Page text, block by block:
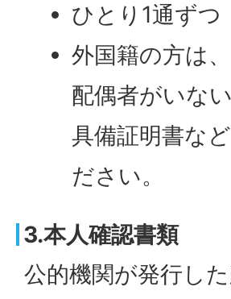
ひとり1通ずつ
外国籍の方は
配偶者がいな
具備証明書な
ださい。
3.本人確認書類
公的機関が発行し